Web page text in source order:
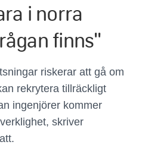
i norra
finns"
riskerar att gå om
rekrytera tillräckligt
ingenjörer kommer
skriver